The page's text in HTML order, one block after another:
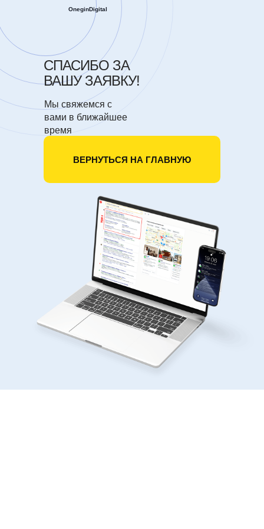
OneginDigital
Мы свяжемся с
вами в ближайшее
время
СПАСИБО ЗА
ВАШУ ЗАЯВКУ!
ВЕРНУТЬСЯ НА ГЛАВНУЮ